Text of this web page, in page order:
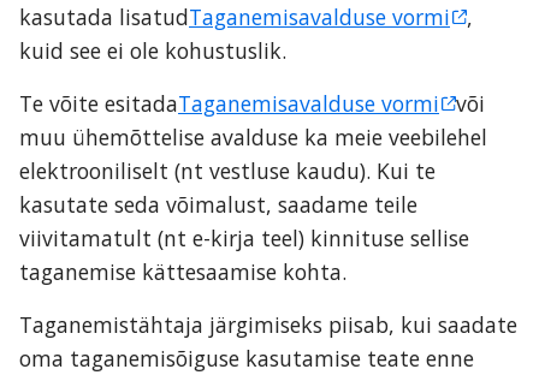
kasutada lisatudTaganemisavalduse vormi
,
kuid see ei ole kohustuslik.
Te võite esitadaTaganemisavalduse vormi
või
muu ühemõttelise avalduse ka meie veebilehel
elektrooniliselt (nt vestluse kaudu). Kui te
kasutate seda võimalust, saadame teile
viivitamatult (nt e-kirja teel) kinnituse sellise
taganemise kättesaamise kohta.
Taganemistähtaja järgimiseks piisab, kui saadate
oma taganemisõiguse kasutamise teate enne